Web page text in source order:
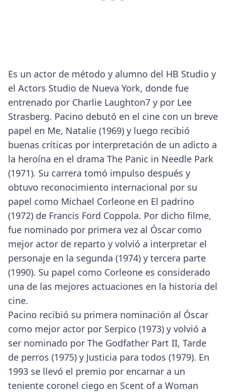
Es un actor de método y alumno del HB Studio y
el Actors Studio de Nueva York, donde fue
entrenado por Charlie Laughton7 y por Lee
Strasberg. Pacino debutó en el cine con un breve
papel en Me, Natalie (1969) y luego recibió
buenas críticas por interpretación de un adicto a
la heroína en el drama The Panic in Needle Park
(1971). Su carrera tomó impulso después y
obtuvo reconocimiento internacional por su
papel como Michael Corleone en El padrino
(1972) de Francis Ford Coppola. Por dicho filme,
fue nominado por primera vez al Óscar como
mejor actor de reparto y volvió a interpretar el
personaje en la segunda (1974) y tercera parte
(1990). Su papel como Corleone es considerado
una de las mejores actuaciones en la historia del
cine.
Pacino recibió su primera nominación al Óscar
como mejor actor por Serpico (1973) y volvió a
ser nominado por The Godfather Part II, Tarde
de perros (1975) y Justicia para todos (1979). En
1993 se llevó el premio por encarnar a un
teniente coronel ciego en Scent of a Woman